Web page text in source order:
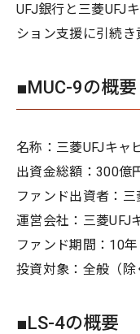
UFJ銀行と三菱UFJ
ション支援に引続き
■MUC-9の概要
名称：三菱UFJキャ
出資金総額：300億
ファンド出資者：三
運営会社：三菱UFJ
ファンド期間：10年
投資対象：全般（除
■LS-4の概要